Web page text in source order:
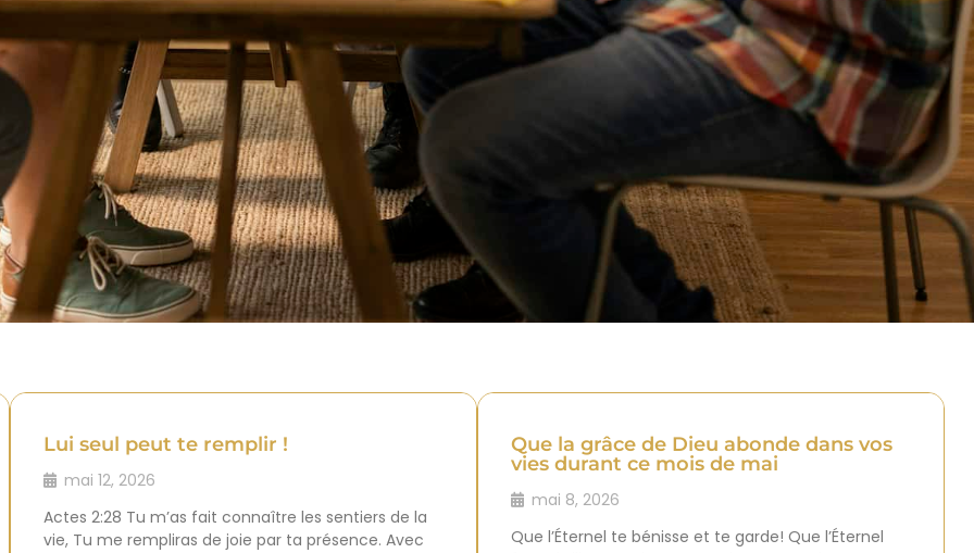
Lui seul peut te remplir !
mai 12, 2026
Actes 2:28 Tu m’as fait connaître les sentiers de la
vie, Tu me rempliras de joie par ta présence. Avec
Que la grâce de Dieu abonde dans vos
vies durant ce mois de mai
mai 8, 2026
Que l’Éternel te bénisse et te garde! Que l’Éternel